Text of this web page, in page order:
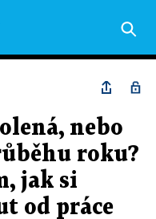
nebo
roku?
jak si
od práce